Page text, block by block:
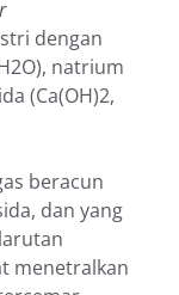
dengan
natrium
(Ca(OH)2,
beracun
dan yang
menetralkan